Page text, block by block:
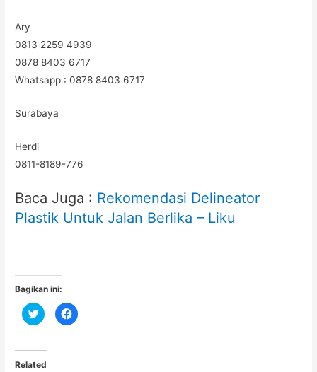
Ary
0813 2259 4939
0878 8403 6717
Whatsapp : 0878 8403 6717
Surabaya
Herdi
0811-8189-776
Baca Juga : Rekomendasi Delineator
Plastik Untuk Jalan Berlika – Liku
Bagikan ini:
C
l
t
o
C
l
Related